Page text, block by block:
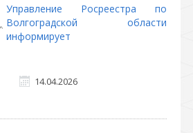
Управление Росреестра по
Волгоградской области
информирует
14.04.2026